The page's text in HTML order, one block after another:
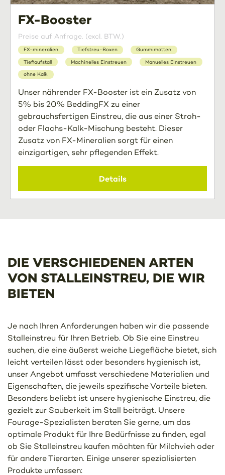
FX-Booster
Preise auf Anfrage. (excl. BTW.)
FX-mineralien Tiefstreu-Boxen Gummimatten
Tieflaufstall Machinelles Einstreuen Manuelles Einstreuen
ohne Kalk
Unser nährender FX-Booster ist ein Zusatz von
5% bis 20% BeddingFX zu einer
gebrauchsfertigen Einstreu, die aus einer Stroh-
oder Flachs-Kalk-Mischung besteht. Dieser
Zusatz von FX-Mineralien sorgt für einen
einzigartigen, sehr pflegenden Effekt.
Details
DIE VERSCHIEDENEN ARTEN
VON STALLEINSTREU, DIE WIR
BIETEN
Je nach Ihren Anforderungen haben wir die passende
Stalleinstreu für Ihren Betrieb. Ob Sie eine Einstreu
suchen, die eine äußerst weiche Liegefläche bietet, sich
leicht verteilen lässt oder besonders hygienisch ist,
unser Angebot umfasst verschiedene Materialien und
Eigenschaften, die jeweils spezifische Vorteile bieten.
Besonders beliebt ist unsere hygienische Einstreu, die
gezielt zur Sauberkeit im Stall beiträgt. Unsere
Fourage-Spezialisten beraten Sie gerne, um das
optimale Produkt für Ihre Bedürfnisse zu finden, egal
ob Sie Stalleinstreu kaufen möchten für Milchvieh oder
für andere Tierarten. Einige unserer spezialisierten
Produkte umfassen: